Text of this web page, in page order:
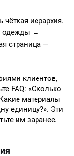
чёткая иерархия.
одежды →
страница —
клиентов,
FAQ: «Сколько
материалы
единицу?». Эти
им заранее.